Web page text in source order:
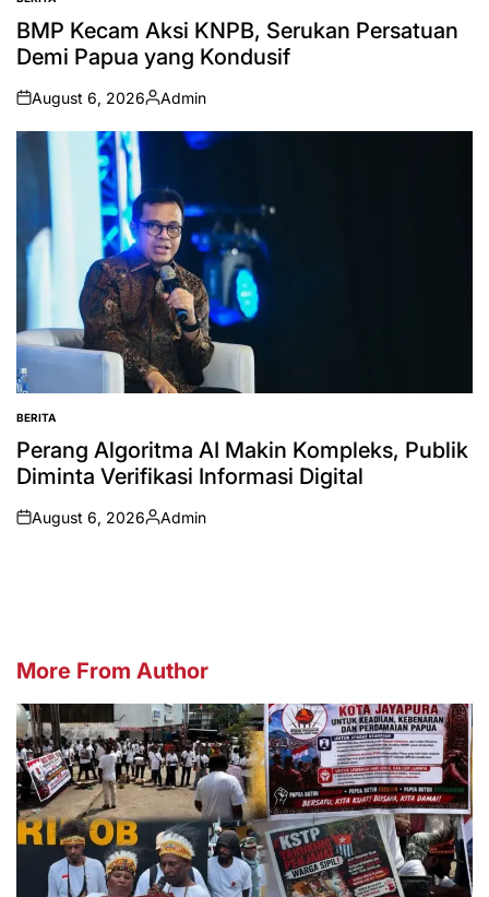
POSTED
IN
BMP Kecam Aksi KNPB, Serukan Persatuan
Demi Papua yang Kondusif
on
August 6, 2026
Posted
by
Admin
POSTED
IN
BERITA
Perang Algoritma AI Makin Kompleks, Publik
Diminta Verifikasi Informasi Digital
on
August 6, 2026
Posted
Admin
More From Author